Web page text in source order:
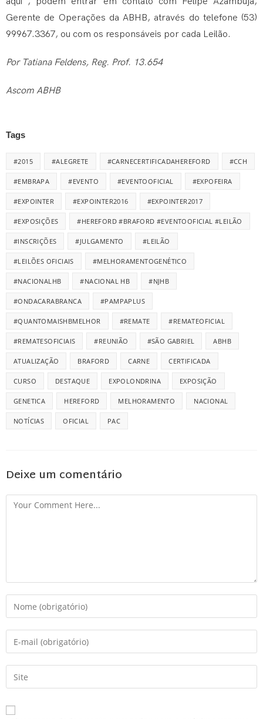
Gerente de Operações da ABHB, através do telefone (53)
99967.3367, ou com os responsáveis por cada Leilão.
Por Tatiana Feldens, Reg. Prof. 13.654
Ascom ABHB
Tags
#2015 #ALEGRETE #CARNECERTIFICADAHEREFORD #CCH
#EMBRAPA #EVENTO #EVENTOOFICIAL #EXPOFEIRA
#EXPOINTER #EXPOINTER2016 #EXPOINTER2017
#EXPOSIÇÕES #HEREFORD #BRAFORD #EVENTOOFICIAL #LEILÃO
#INSCRIÇÕES #JULGAMENTO #LEILÃO
#LEILÕES OFICIAIS #MELHORAMENTOGENÉTICO
#NACIONALHB #NACIONAL HB #NJHB
#ONDACARABRANCA #PAMPAPLUS
#QUANTOMAISHBMELHOR #REMATE #REMATEOFICIAL
#REMATESOFICIAIS #REUNIÃO #SÃO GABRIEL ABHB
ATUALIZAÇÃO BRAFORD CARNE CERTIFICADA
CURSO DESTAQUE EXPOLONDRINA EXPOSIÇÃO
GENETICA HEREFORD MELHORAMENTO NACIONAL
NOTÍCIAS OFICIAL PAC
Deixe um comentário